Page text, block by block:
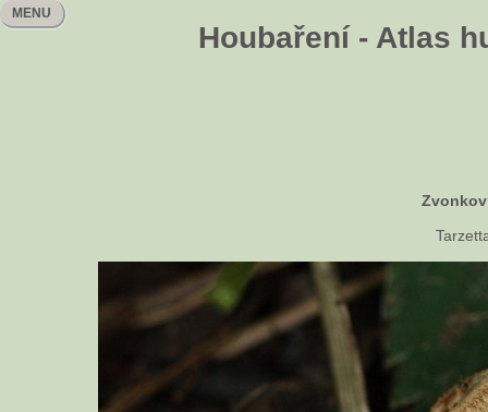
Houbaření - Atlas
MENU